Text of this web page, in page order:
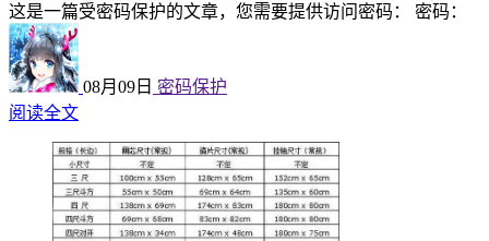
这是一篇受密码保护的文章，您需要提供访问密码： 密码：
08月09日 密码保护
阅读全文